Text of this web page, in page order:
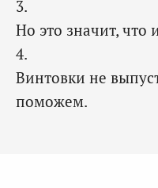
3.
Но это значит,
4.
Винтовки не
поможем.